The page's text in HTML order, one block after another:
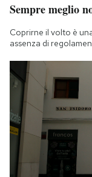
Sempre meglio
Coprirne il volto è
assenza di